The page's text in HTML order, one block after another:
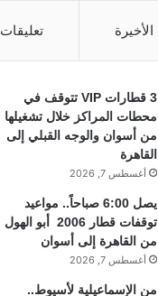
الأخيرة تعليقات
3 قطارات VIP تتوقف في
محطات المراكز خلال تشغيلها
من أسوان والوجه القبلي إلى
القاهرة
أغسطس 7, 2026
يصل 6:00 صباحاً.. مواعيد
توقفات قطار 2006 أبو الهول
من القاهرة إلى أسوان
أغسطس 7, 2026
من الإسماعيلية لأسيوط..